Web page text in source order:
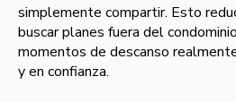
simplemente compartir. Esto
buscar planes fuera del
momentos de descanso
y en confianza.